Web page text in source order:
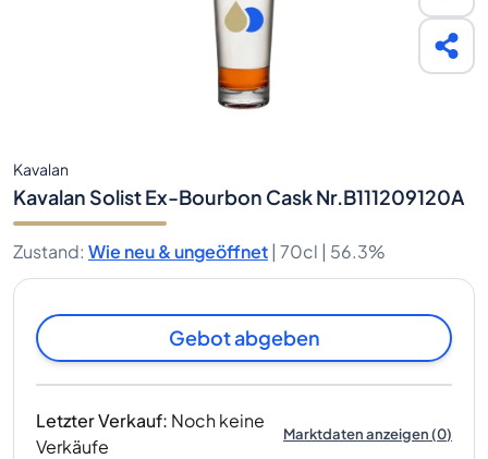
Kavalan
Kavalan Solist Ex-Bourbon Cask Nr.B111209120A
Zustand: Wie neu & ungeöffnet | 70cl | 56.3%
Gebot abgeben
Letzter Verkauf: Noch keine
Verkäufe
Marktdaten anzeigen(0)